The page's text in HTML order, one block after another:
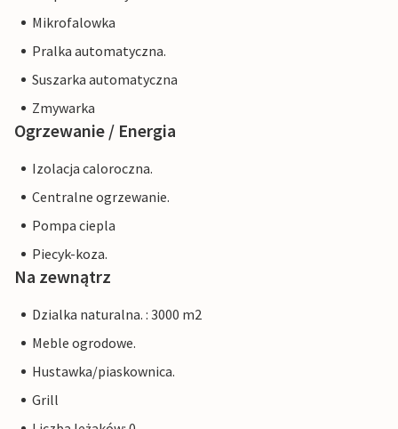
Mikrofalowka
Pralka automatyczna.
Suszarka automatyczna
Zmywarka
Ogrzewanie / Energia
Izolacja caloroczna.
Centralne ogrzewanie.
Pompa ciepla
Piecyk-koza.
Na zewnątrz
Dzialka naturalna. : 3000 m2
Meble ogrodowe.
Hustawka/piaskownica.
Grill